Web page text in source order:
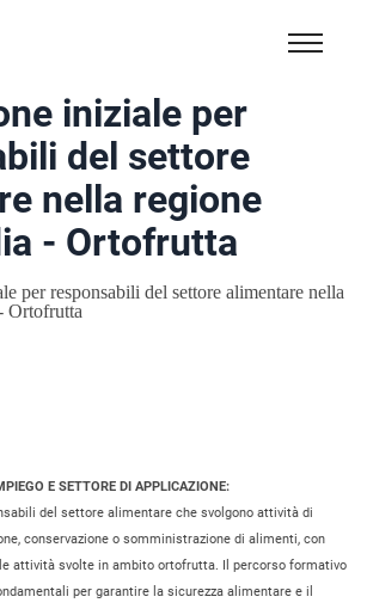
iniziale per
del settore
nella regione
- Ortofrutta
E SETTORE DI APPLICAZIONE:
del settore alimentare che svolgono attività di
conservazione o somministrazione di alimenti, con
attività svolte in ambito ortofrutta. Il percorso formativo
per garantire la sicurezza alimentare e il